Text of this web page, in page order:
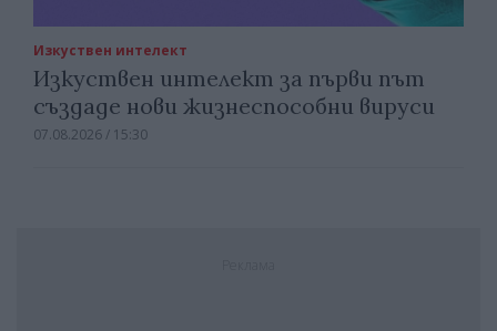
Изкуствен интелект
Изкуствен интелект за първи път
създаде нови жизнеспособни вируси
07.08.2026 / 15:30